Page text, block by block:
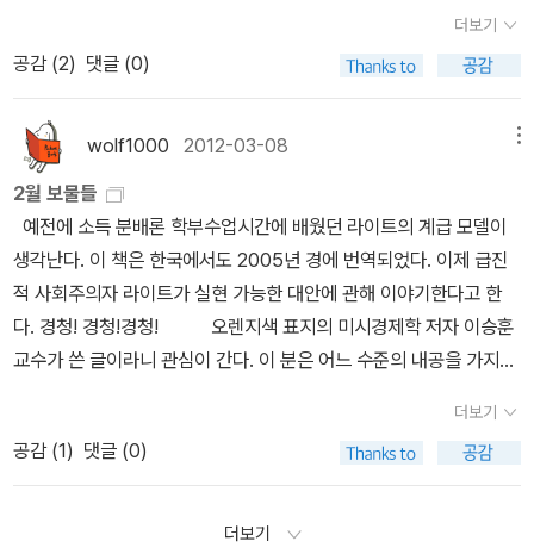
소리높이 외쳐댄들 그것은 결코 실현될 수 없는 공허한 메아리에 불
과하다고 마르크스는 말하고 있다. 그는 왜 이런 일침을 주었을까? *
삶의 영역별로 각기 정의로운 원칙이 필요하다? 우리의 삶은 경제 영
역, 정치 영역, 사회화 영역 등 여러 영역으로 나뉘어 있다. 각 영역별
로 사람들이 실제로 적용하고 수용하는 정의의 원칙도 다르다. 정의
론의 시조로 알려진 그리스의 철인, 플라톤은 이런 삶의 여러 영역들
이 조화롭게 균형을 이루는 사회가 곧 정의로운 사회라고 설파하였
다. 그러나 마르크스를 비롯해서 금세기 최고의 사상가로 꼽히는 하
버마스, 그리고 오늘날 샌델 교수에 이르기까지 수많은 사상가와 철
학자들이 시장의 비정상적 팽창을 극히 우려하였다. 플라톤의 정의론
에 따르면, 시장이 도를 넘어 비대화된 오늘날 자본주의 사회는 이미
더 나아가 하버마스는 시장의 비대화가 현대사회의 위기를 초래하고
있다고 주장한다. 왜 이런 어마어마한 경고와 섬뜩한 우려가 석학의
입에서 끊임없이 나오고 있을까? 이 책의 마지막 장에서 이 질문을
집중적으로 다루었다. 이제, 우리 삶의 의미 그리고 현대사회의 위기
보면 정말 귀여운 아저씨다. 실례가 아니라면 볼을 꼬집어주고 싶을
정도다. 마지막으로 끊임없이 긴장과 이완을 오가며 칼럼집에 리듬을
다소 밋밋한 감이 있지만, 안으로 들어가면 글과 글을 단단히 엮어둔
편집자의 씨줄과 날줄을 만날 수 있다. 모처럼 만난 고품격 버라이어
티 인문 에세이를 기쁜 마음으로 추천한다. 이 책으로 더 많은 이들이
서경식을, 그의 사유를, 그의 시선을 만나길 기대한다. - 인문 MD 박
태근추천사 : 서경식 선생은 전공이 없다. 그는 비전문가이고 그가
가르치는 것은 교양이다. 교양은 없고 전공만 있는 시대에, 인문학적
기초는 없고 붓질만 남은 시대에, 다른 사람의 고통에 대한 관심은 없
고 나만 봐달라고 아우성치는 시대에, 때로는 타인의 고통마저 우아
신고 역사의 보고로 가는 길을 내고 있다.(한홍구, 성공회대학교 교
수) 시장은 정의로운가이정전 지음 / 김영사'왜 더 자유로운 시장보다
더 정의로운 시장이 되어야 하는가'경제학자들의 말처럼, 자본주의
시장은 과연 공정하고 정의로울까. 세계에서 가장 화려하게 자본주의
지 이 책을 보면서 과정을 통한 성과와 함께 시장에 미친 여러가지 요
소들을 읽어내고 싶다. 정의가 이슈로 떠오르고 있는 요즘 저자의 눈
에 비친 시장의 문제와 그 해결 방안을 이 책을 통해 들여다 보고 싶
다. 결과론적인 문제도 중요하지만 실제로 보면그 곳을 구성하는 사
람들의 공정성도 재고해보아야 할 것이다. 스마트 폰이 세상을 뒤
덮고 있는 요즘, 우리의 삶은 어쩌면 여러가지 요소로 방해를 받고 있
다. 나은 삶을 산다는 것은 과연 무엇이며 집중을 해야 할 때 자신의
고민은 저절로 사라진다고 생각한다. 한치 앞도 볼 수 없이 바쁜 요즘
나만의 일에 대해 고민을 하고 있다. 그 흔적을 이 책을 통해서 조금이
나마 해소가 될 수 있다면 좋겠다.암울한 미래가 아닌 내가 세상을 바
꿀 수 있는 힘을 얻을 수 있지 않을까싶다.이 책을 읽으면서 그런 부분
에 신경 써서 생각을 해 볼 것이다. 타고난 리더가 있고 목적없이
그 말을 섬기는 사람들이 있을까 무엇이 중요하고 무엇을 버려야 하
책은 내가 지니고 있는 두려움을 조금이나 떨쳐버리게 해 줄 것 같다.
더보기
공감 (2) 댓글 (0)
wolf1000 2012-03-08
2월 보물들
예전에 소득 분배론 학부수업시간에 배웠던 라이트의 계급 모델이
생각난다. 이 책은 한국에서도 2005년 경에 번역되었다. 이제 급진
적 사회주의자 라이트가 실현 가능한 대안에 관해 이야기한다고 한
다. 경청! 경청!경청! 오렌지색 표지의 미시경제학 저자 이승훈
교수가 쓴 글이라니 관심이 간다. 이 분은 어느 수준의 내공을 가지고
다. 더 중요한 문제는 해결책이다. 저자의 식견을 믿기에 이 책을 기대
해 본다. 이제 정의의 열풍이 드디어 경제학에도 상륙하게 된
것인가? 정의에 대해 경제학은 어떤 이야기를 해불 수 있을까? 궁금
더보기
공감 (1) 댓글 (0)
더보기